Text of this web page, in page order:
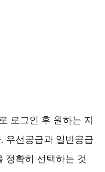
로그인 후 원하는 지
우선공급과 일반공급
정확히 선택하는 것